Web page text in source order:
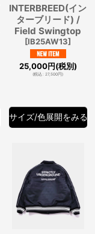
INTERBREED(イン
ターブリード) /
Field Swingtop
[IB25AW13]
25,000円(税別)
(税込: 27,500円)
サイズ/色展開をみる